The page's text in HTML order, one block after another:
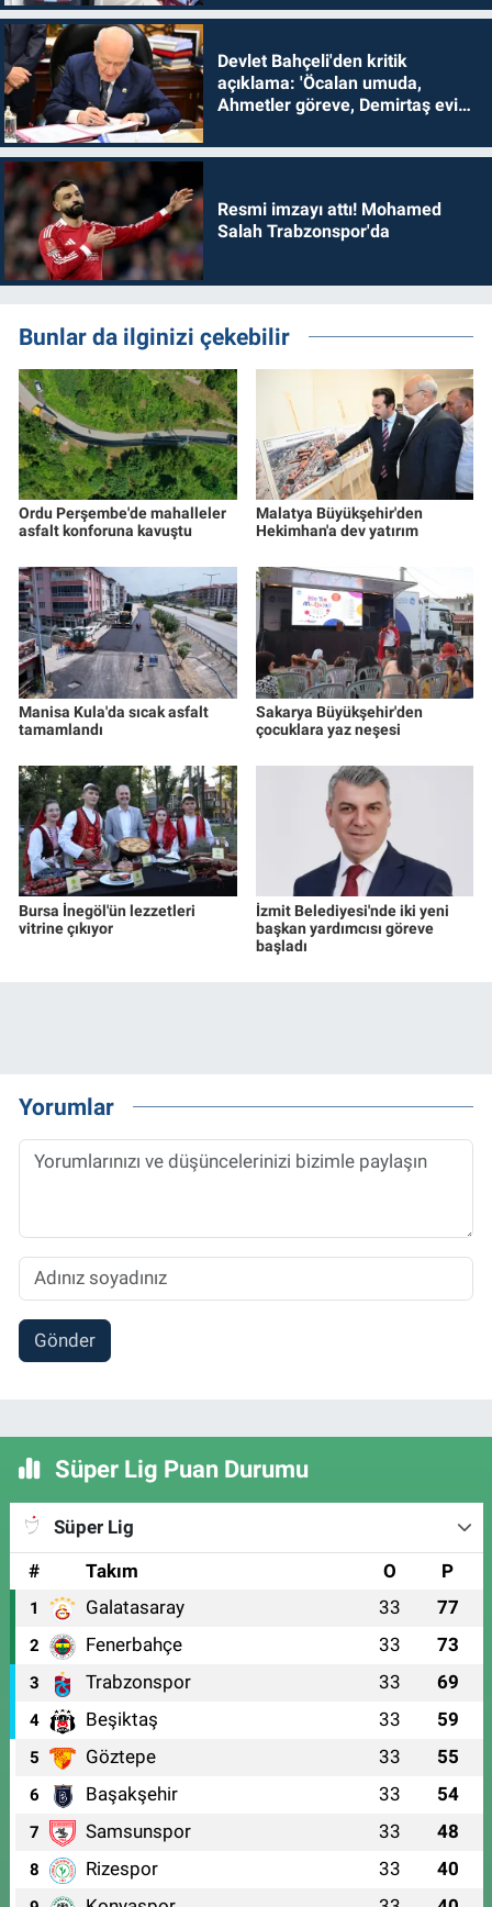
Devlet Bahçeli'den kritik
açıklama: 'Öcalan umuda,
Ahmetler göreve, Demirtaş evine
Resmi imzayı attı! Mohamed
Salah Trabzonspor'da
Bunlar da ilginizi çekebilir
Ordu Perşembe'de mahalleler
asfalt konforuna kavuştu
Malatya Büyükşehir'den
Hekimhan'a dev yatırım
Manisa Kula'da sıcak asfalt
tamamlandı
Sakarya Büyükşehir'den
çocuklara yaz neşesi
Bursa İnegöl'ün lezzetleri
vitrine çıkıyor
İzmit Belediyesi'nde iki yeni
başkan yardımcısı göreve
başladı
Yorumlar
Gönder
Süper Lig Puan Durumu
Süper Lig
#
Takım O P
1 Galatasaray 33 77
2 Fenerbahçe 33 73
3 Trabzonspor 33 69
4 Beşiktaş 33 59
5 Göztepe 33 55
6 Başakşehir 33 54
7 Samsunspor 33 48
8 Rizespor 33 40